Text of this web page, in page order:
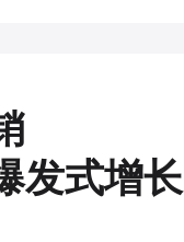
发式增长